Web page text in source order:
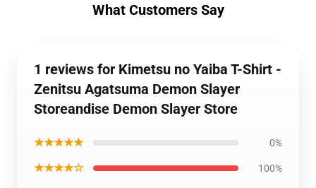
What Customers Say
1 reviews for Kimetsu no Yaiba T-Shirt -
Zenitsu Agatsuma Demon Slayer
Storeandise Demon Slayer Store
★★★★★ 0%
★★★★☆ 100%